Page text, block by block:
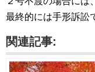
最終的には手形訴訟
関連記事: